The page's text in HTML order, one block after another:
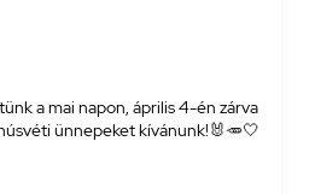
a mai napon, április 4-én zárva
ünnepeket kívánunk!🐰🥕🤍